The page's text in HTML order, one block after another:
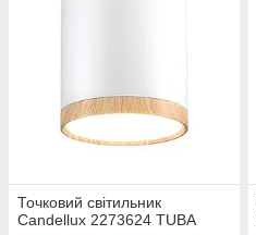
Точковий світильник
Candellux 2273624 TUBA